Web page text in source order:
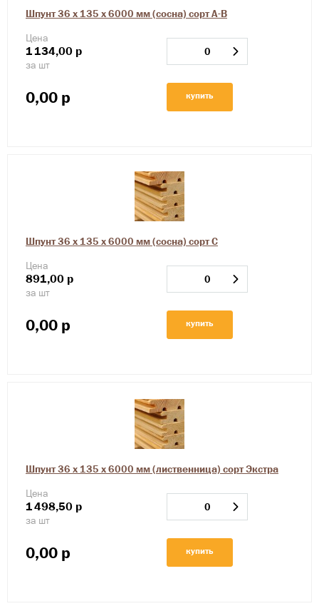
Шпунт 36 х 135 х 6000 мм (сосна) сорт А-В
Цена
1134,00 р
за шт
0,00 р купить
Шпунт 36 х 135 х 6000 мм (сосна) сорт С
Цена
891,00 р
за шт
0,00 р купить
Шпунт 36 х 135 х 6000 мм (лиственница) сорт Экстра
Цена
1498,50 р
за шт
0,00 р купить